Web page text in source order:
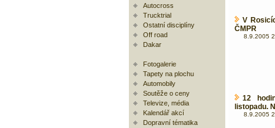
Autocross
Trucktrial
Ostatní disciplíny
Off road
Dakar
Fotogalerie
Tapety na plochu
Automobily
Soutěže o ceny
Televize, média
Kalendář akcí
Dopravní tématika
V
ČMPR
8.9.2005
12
listopadu.
8.9.2005